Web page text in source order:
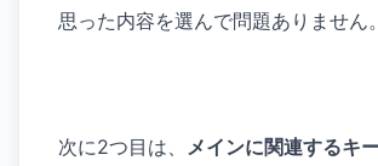
思った内容を選んで問題ありません。
次に2つ目は、 メインに関連するキ